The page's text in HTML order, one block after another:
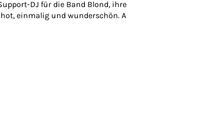
DJ für die Band Blond, ihre
einmalig und wunderschön. A